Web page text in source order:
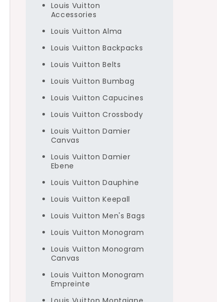
Louis Vuitton
Accessories
Louis Vuitton Alma
Louis Vuitton Backpacks
Louis Vuitton Belts
Louis Vuitton Bumbag
Louis Vuitton Capucines
Louis Vuitton Crossbody
Louis Vuitton Damier
Canvas
Louis Vuitton Damier
Ebene
Louis Vuitton Dauphine
Louis Vuitton Keepall
Louis Vuitton Men's Bags
Louis Vuitton Monogram
Louis Vuitton Monogram
Canvas
Louis Vuitton Monogram
Empreinte